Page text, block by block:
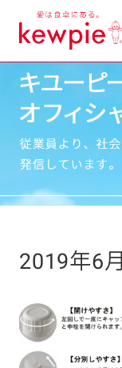
2019年6月